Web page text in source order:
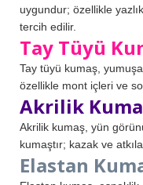
uygundur; özellikle
tercih edilir.
Tay Tüyü
Tay tüyü kumaş,
özellikle mont içleri ve
Akrilik
Akrilik kumaş, yün
kumaştır; kazak ve
Elastan